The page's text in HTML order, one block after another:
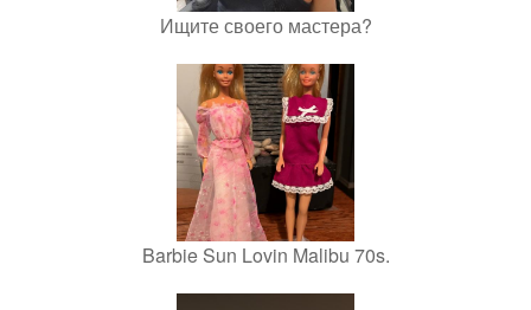
Ищите своего мастера?
Barbie Sun Lovin Malibu 70s.